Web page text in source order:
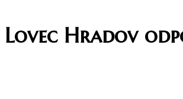
Lovec Hradov